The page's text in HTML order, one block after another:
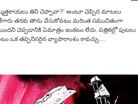
తిని చెప్పావా?’ అంటూ చెప్పిన మాటలు
తనకు తాను వేసుకోవటం మరింత సముచితంగా
చెప్పడానికి ఏమాత్రం జంకటం లేదు. పత్రికల్లో పుటలు
ఒక తప్పనిసరైన వ్యాపారాంశం కావచ్చు....